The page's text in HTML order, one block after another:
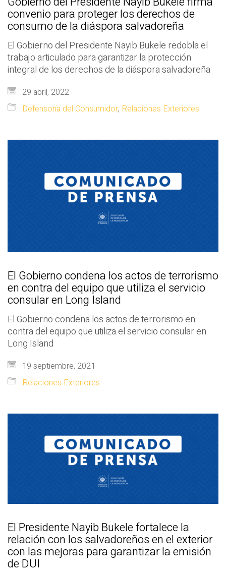
convenio para proteger los derechos de
consumo de la diáspora salvadoreña
El Gobierno del Presidente Nayib Bukele redobla el
trabajo articulado para garantizar la protección
integral de los derechos de la diáspora salvadoreña
29 abril, 2022
Defensoría del Consumidor, Relaciones Exteriores
El Gobierno condena los actos de terrorismo
en contra del equipo que utiliza el servicio
consular en Long Island
El Gobierno condena los actos de terrorismo en
contra del equipo que utiliza el servicio consular en
Long Island
19 septiembre, 2021
Relaciones Exteriores
El Presidente Nayib Bukele fortalece la
relación con los salvadoreños en el exterior
con las mejoras para garantizar la emisión
de DUI